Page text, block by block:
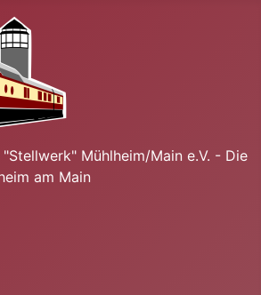
Mühlheim/Main e.V. - Die
am Main